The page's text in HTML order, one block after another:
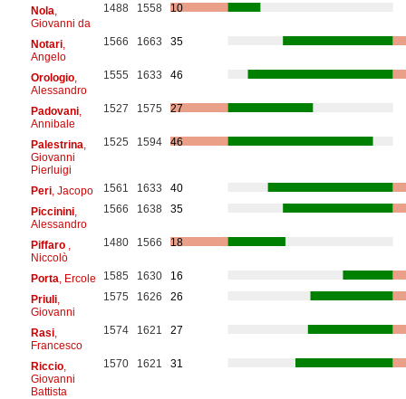
Nola
Giovanni da
1488 1558 10
Notari,
Angelo
1566 1663 35
Orologio,
Alessandro
1555 1633 46
Padovani,
Annibale
1527 1575 27
Palestrina
Giovanni
Pierluigi
1525 1594 46
Peri, Jacopo 1561 1633
40
Piccinini,
Alessandro
1566 1638 35
Piffaro
Niccolò
1480 1566 18
Porta , Ercole 1585 1630
16
Priuli,
Giovanni
1575 1626 26
Rasi,
Francesco
1574 1621 27
Riccio,
Giovanni
Battista
1570 1621 31